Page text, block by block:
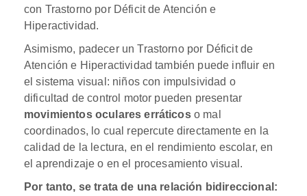
con Trastorno por Déficit de Atención e
Hiperactividad.
Asimismo, padecer un Trastorno por Déficit de
Atención e Hiperactividad también puede influir en
el sistema visual: niños con impulsividad o
dificultad de control motor pueden presentar
movimientos oculares erráticoso mal
coordinados, lo cual repercute directamente en la
calidad de la lectura, en el rendimiento escolar, en
el aprendizaje o en el procesamiento visual.
Por tanto, se trata de una relación bidireccional: